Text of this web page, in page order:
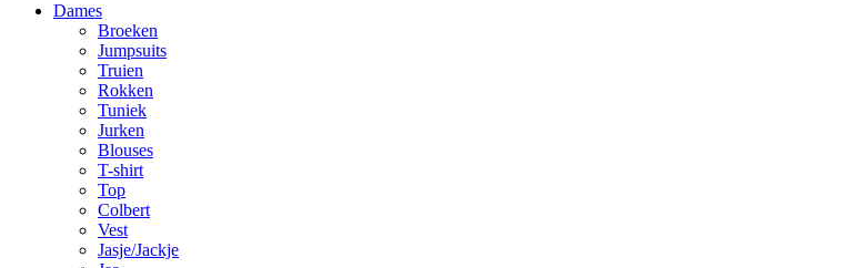
Dames
Broeken
Jumpsuits
Truien
Rokken
Tuniek
Jurken
Blouses
T-shirt
Top
Colbert
Vest
Jasje/Jackje